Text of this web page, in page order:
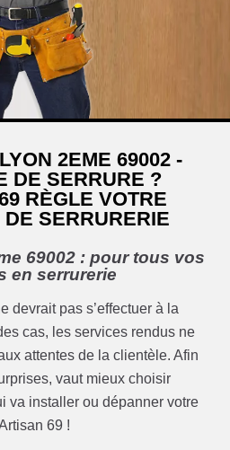
2EME 69002 -
DE SERRURE ?
RÈGLE VOTRE
SERRURERIE
69002 : pour tous vos
en serrurerie
devrait pas s’effectuer à la
cas, les services rendus ne
attentes de la clientèle. Afin
vaut mieux choisir
va installer ou dépanner votre
69 !